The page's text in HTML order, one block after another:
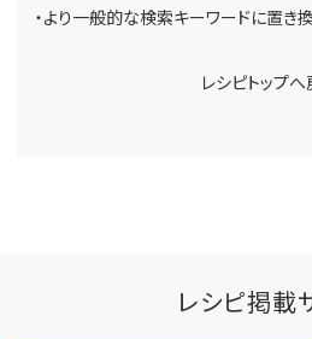
・より一般的な検索キーワードに置き
レシピトップへ
レシピ掲載